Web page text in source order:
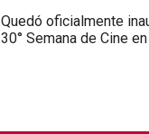
Quedó oficialmente
30° Semana de Cine